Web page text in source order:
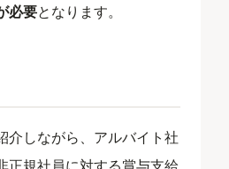
必要となります。
介しながら、アルバイト社